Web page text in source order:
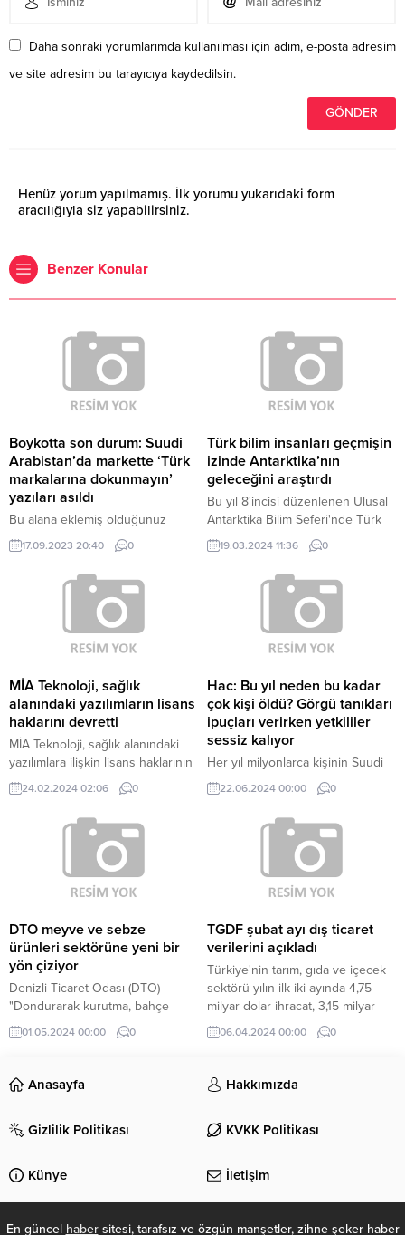
Daha sonraki yorumlarımda kullanılması için adım, e-posta adresim
ve site adresim bu tarayıcıya kaydedilsin.
Henüz yorum yapılmamış. İlk yorumu yukarıdaki form
aracılığıyla siz yapabilirsiniz.
Benzer Konular
Boykotta son durum: Suudi
Arabistan’da markette ‘Türk
markalarına dokunmayın’
yazıları asıldı
Bu alana eklemiş olduğunuz
haberle ilgili kısa bir özet bilgisi
ekleyebilirsiniz. Bu metin yazı
düzenleme sayfasında “Özet”
bölümünden eklenebilir. Özet
eklenmişse başlık altında kalın
olarak bu şekilde gösterilir,
eklenmemişse bu alan boş kalır.
17.09.2023 20:40 0
Türk bilim insanları geçmişin
izinde Antarktika’nın
geleceğini araştırdı
Bu yıl 8'incisi düzenlenen Ulusal
Antarktika Bilim Seferi'nde Türk
bilim insanları dünyanın
geleceğini Antarktika kıtasının
geçmişinde araştırdı.
19.03.2024 11:36 0
MİA Teknoloji, sağlık
alanındaki yazılımların lisans
haklarını devretti
MİA Teknoloji, sağlık alanındaki
yazılımlara ilişkin lisans haklarının
New York merkezli MIA Tech
Corporation unvanlı iştirakine
devredilmesi ve iştirak şirketinin
yüzde 51 hissesinin ABD merkezli
yatırımcı firmaya satılmasına ilişkin
imzaladığı sözleşme ile Türkiye'yi
küresel sağlık...
24.02.2024 02:06 0
Hac: Bu yıl neden bu kadar
çok kişi öldü? Görgü tanıkları
ipuçları verirken yetkililer
sessiz kalıyor
Her yıl milyonlarca kişinin Suudi
Arabistan'a gittiği dünyanın en
büyük kitlesel toplanmalarından
biri olan Hac, bu yıl trajediyle
gölgelendi.
22.06.2024 00:00 0
DTO meyve ve sebze
ürünleri sektörüne yeni bir
yön çiziyor
Denizli Ticaret Odası (DTO)
"Dondurarak kurutma, bahçe
ürünlerinin muhafazası ile meyve
ve sebzelerinin ulusal uluslararası
konferans gerçekleştirdi.
01.05.2024 00:00 0
TGDF şubat ayı dış ticaret
verilerini açıkladı
Türkiye'nin tarım, gıda ve içecek
sektörü yılın ilk iki ayında 4,75
milyar dolar ihracat, 3,15 milyar
dolar ithalat yaptı.
06.04.2024 00:00 0
Anasayfa Hakkımızda
Gizlilik Politikası KVKK Politikası
Künye İletişim
En güncel habersitesi, tarafsız ve özgün manşetler, zihne şeker haber